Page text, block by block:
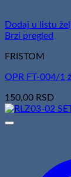
Dodaj u listu
Brzi pregled
FRISTOM
OPR FT-004/1
150,00 RSD